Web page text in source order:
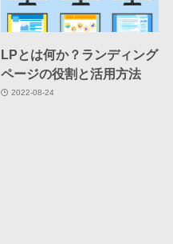
LPとは何か？ランディング
ページの役割と活用方法
2022-08-24